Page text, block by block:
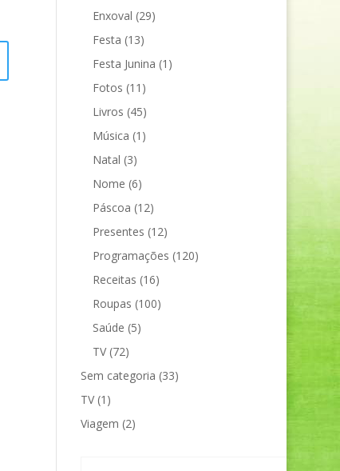
Enxoval (29)
Festa (13)
Festa Junina (1)
Fotos (11)
Livros (45)
Música (1)
Natal (3)
Nome (6)
Páscoa (12)
Presentes (12)
Programações (120)
Receitas (16)
Roupas (100)
Saúde (5)
TV(72)
Sem categoria (33)
TV(1)
Viagem (2)